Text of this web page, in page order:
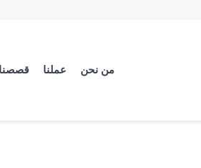
من نحن عملنا قصصنا